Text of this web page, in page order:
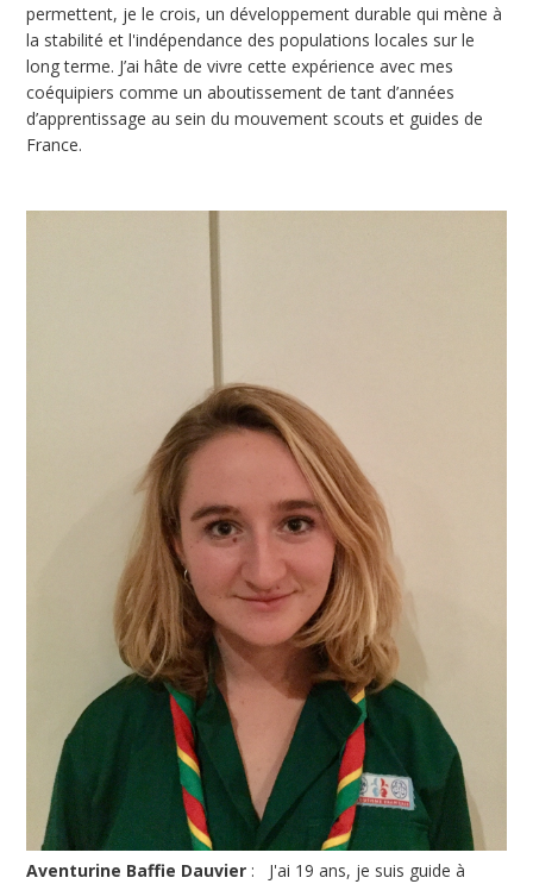
permettent, je le crois, un développement durable qui mène à
la stabilité et l'indépendance des populations locales sur le
long terme. J’ai hâte de vivre cette expérience avec mes
coéquipiers comme un aboutissement de tant d’années
d’apprentissage au sein du mouvement scouts et guides de
France.
Aventurine Baffie Dauvier : J'ai 19 ans, je suis guide à